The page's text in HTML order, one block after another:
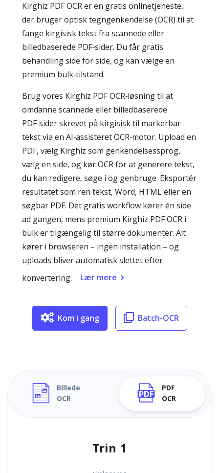
Kirghiz PDF OCR er en gratis onlinetjeneste,
der bruger optisk tegngenkendelse (OCR) til at
fange kirgisisk tekst fra scannede eller
billedbaserede PDF‑sider. Du får gratis
behandling side for side, og kan vælge en
premium bulk‑tilstand.
Brug vores Kirghiz PDF OCR‑løsning til at
omdanne scannede eller billedbaserede
PDF‑sider skrevet på kirgisisk til markerbar
tekst via en AI‑assisteret OCR‑motor. Upload en
PDF, vælg Kirghiz som genkendelsessprog,
vælg en side, og kør OCR for at generere tekst,
du kan redigere, søge i og genbruge. Eksportér
resultatet som ren tekst, Word, HTML eller en
søgbar PDF. Det gratis workflow kører én side
ad gangen, mens premium Kirghiz PDF OCR i
bulk er tilgængelig til større dokumenter. Alt
kører i browseren – ingen installation – og
uploads bliver automatisk slettet efter
konvertering.
Lær mere
Kom i gang Batch-OCR
Billede
OCR
PDF
OCR
Trin 1